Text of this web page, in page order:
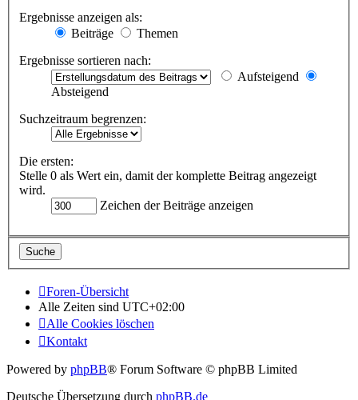
Ergebnisse anzeigen als:
Beiträge
Themen
Ergebnisse sortieren nach:
Aufsteigend
Absteigend
Suchzeitraum begrenzen:
Die ersten:
Stelle 0 als Wert ein, damit der komplette Beitrag angezeigt
wird.
Zeichen der Beiträge anzeigen
Foren-Übersicht
Alle Zeiten sind UTC+02:00
Alle Cookies löschen
Kontakt
Powered by phpBB® Forum Software © phpBB Limited
Deutsche Übersetzung durch phpBB.de